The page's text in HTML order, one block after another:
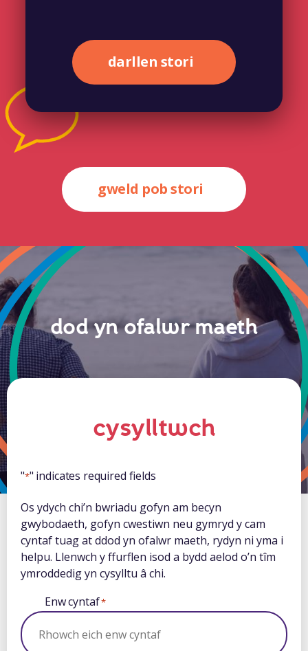
darllen stori
gweld pob stori
dod yn ofalwr maeth
cysylltwch
"*" indicates required fields
Os ydych chi’n bwriadu gofyn am becyn
gwybodaeth, gofyn cwestiwn neu gymryd y cam
cyntaf tuag at ddod yn ofalwr maeth, rydyn ni yma i
helpu. Llenwch y ffurflen isod a bydd aelod o’n tîm
ymroddedig yn cysylltu â chi.
Enw cyntaf*